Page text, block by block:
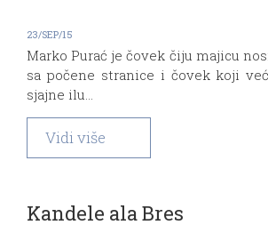
23/SEP/15
Marko Purać je čovek čiju majicu
sa počene stranice i čovek koji
sjajne ilu...
Vidi više
Kandele ala Bres